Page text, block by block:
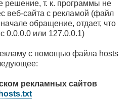
решение, т. к. программы не
веб-сайта с рекламой (файл
обращение, отдает, что
0.0.0.0 или 127.0.0.1)
с помощью файла hosts
рекламных сайтов